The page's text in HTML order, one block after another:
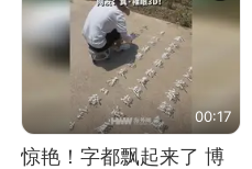
00:17
惊艳！字都飘起来了 博